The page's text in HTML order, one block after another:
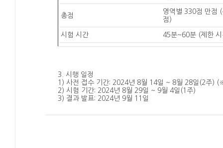
총점
영역별 330점 만점
점)
시험 시간 45분~60분 (제한 시
3. 시행 일정
1) 사전 접수 기간: 2024년 8월 14일 ~ 8월 28일(2주) (
2) 시험 기간: 2024년 8월 29일 ~ 9월 4일(1주)
3) 결과 발표: 2024년 9월 11일